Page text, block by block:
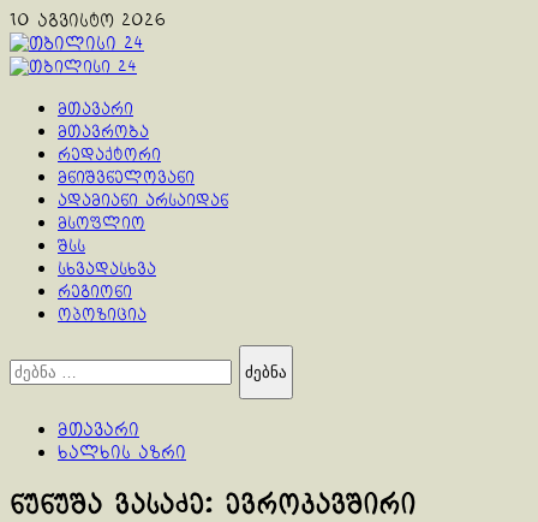
Skip
to
content
10 აგვისტო 2026
Primary
მთავარი
მთავრობა
რედაქტორი
მნიშვნელოვანი
ადამიანი არსაიდან
მსოფლიო
შსს
სხვადასხვა
რეგიონი
ოპოზიცია
ძებნა:
მთავარი
ხალხის აზრი
ნუნუშა ვასაძე: ევროკავშირი